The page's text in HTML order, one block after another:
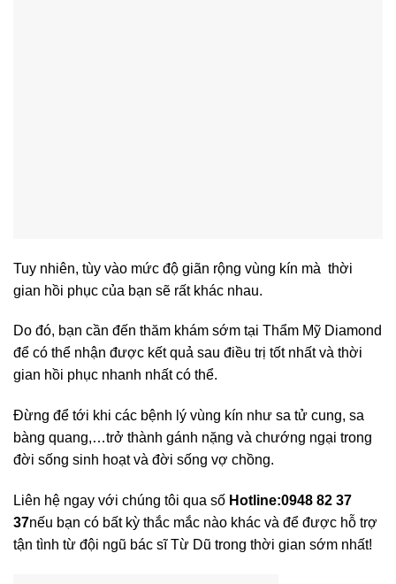
Tuy nhiên, tùy vào mức độ giãn rộng vùng kín mà thời
gian hồi phục của bạn sẽ rất khác nhau.
Do đó, bạn cần đến thăm khám sớm tại Thẩm Mỹ Diamond
để có thể nhận được kết quả sau điều trị tốt nhất và thời
gian hồi phục nhanh nhất có thể.
Đừng để tới khi các bệnh lý vùng kín như sa tử cung, sa
bàng quang,…trở thành gánh nặng và chướng ngại trong
đời sống sinh hoạt và đời sống vợ chồng.
Liên hệ ngay với chúng tôi qua số Hotline:0948 82 37
37nếu bạn có bất kỳ thắc mắc nào khác và để được hỗ trợ
tận tình từ đội ngũ bác sĩ Từ Dũ trong thời gian sớm nhất!